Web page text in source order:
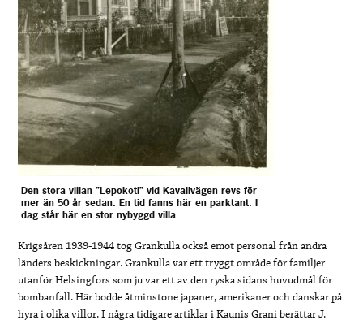
Den stora villan ”Lepokoti” vid Kavallvägen revs för
mer än 50 år sedan. En tid fanns här en parktant. I
dag står här en stor nybyggd villa.
Krigsåren 1939-1944 tog Grankulla också emot personal från andra
länders beskickningar. Grankulla var ett tryggt område för familjer
utanför Helsingfors som ju var ett av den ryska sidans huvudmål för
bombanfall. Här bodde åtminstone japaner, amerikaner och danskar på
hyra i olika villor. I några tidigare artiklar i Kaunis Grani berättar J.